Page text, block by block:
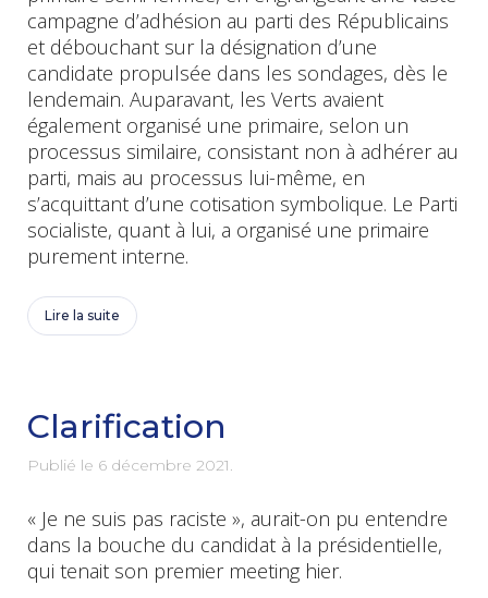
campagne d’adhésion au parti des Républicains
et débouchant sur la désignation d’une
candidate propulsée dans les sondages, dès le
lendemain. Auparavant, les Verts avaient
également organisé une primaire, selon un
processus similaire, consistant non à adhérer au
parti, mais au processus lui-même, en
s’acquittant d’une cotisation symbolique. Le Parti
socialiste, quant à lui, a organisé une primaire
purement interne.
Lire la suite
Clarification
Publié le 6 décembre 2021
« Je ne suis pas raciste », aurait-on pu entendre
dans la bouche du candidat à la présidentielle,
qui tenait son premier meeting hier.